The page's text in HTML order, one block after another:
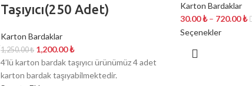
Taşıyıcı(250 Adet)
Karton Bardaklar
1,250.00₺ 1,200.00₺
4’lü karton bardak taşıyıcı ürünümüz 4 adet
karton bardak taşıyabilmektedir.
Karton Bardaklar
30.00₺ – 720.00₺
Seçenekler